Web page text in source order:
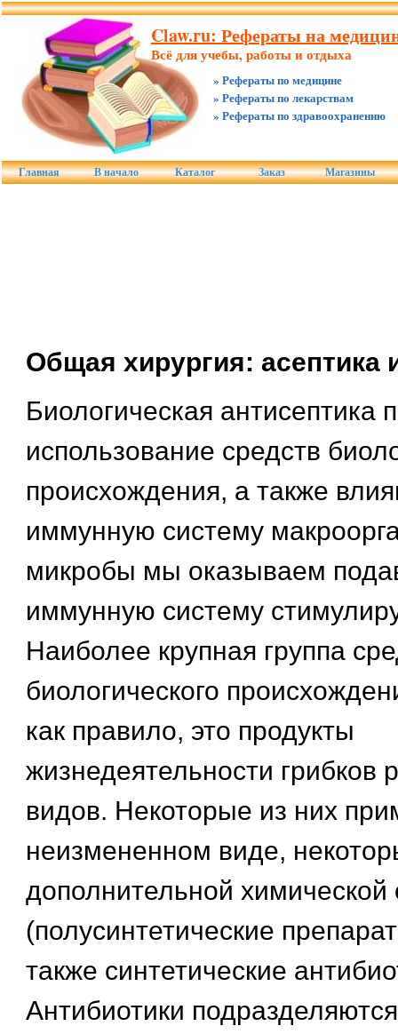
Claw.ru: Рефераты на
Всё для учебы, работы и отдыха
» Рефераты по медицине
» Рефераты по лекарствам
» Рефераты по здравоохранению
Главная В начало Каталог Заказ Магазины
Общая хирургия: асептика
Биологическая антисептика
использование средств
происхождения, а также
иммунную систему
микробы мы оказываем
иммунную систему
Наиболее крупная группа
биологического
как правило, это продукты
жизнедеятельности грибков
видов. Некоторые из них
неизмененном виде,
дополнительной химической
(полусинтетические
также синтетические
Антибиотики